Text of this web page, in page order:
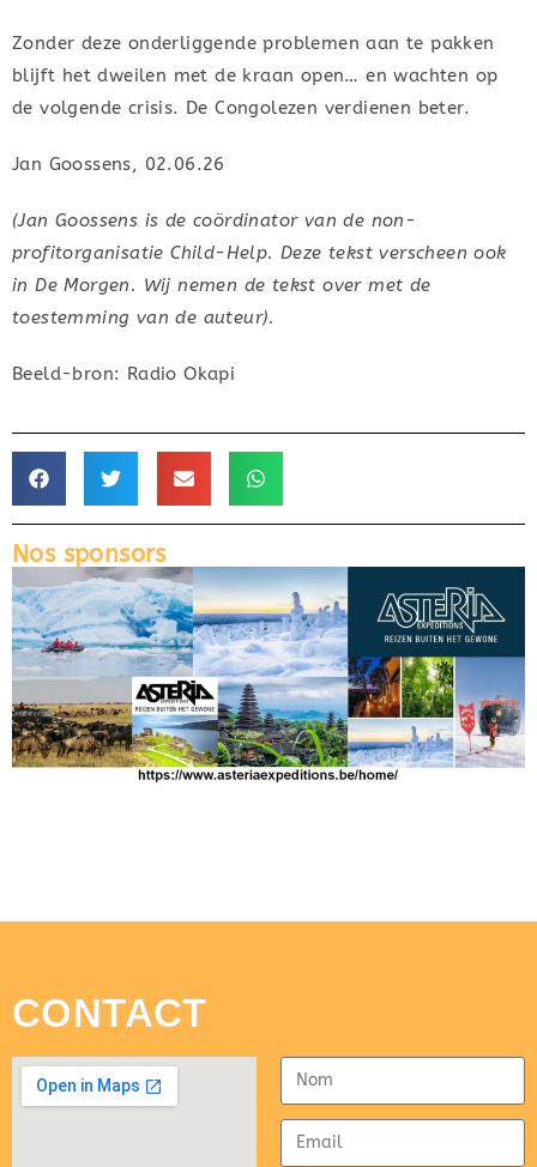
Zonder deze onderliggende problemen aan te pakken
blijft het dweilen met de kraan open… en wachten op
de volgende crisis. De Congolezen verdienen beter.
Jan Goossens, 02.06.26
(Jan Goossens is de coördinator van de non-
profitorganisatie Child-Help. Deze tekst verscheen ook
in De Morgen. Wij nemen de tekst over met de
toestemming van de auteur).
Beeld-bron: Radio Okapi
Nos sponsors
CONTACT